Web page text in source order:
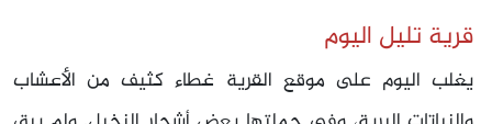
قرية تليل اليوم
يغلب اليوم على موقع القرية غطاء كثيف من الأعشاب